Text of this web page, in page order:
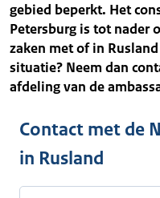
gebied beperkt. Het
Petersburg is tot nader
zaken met of in
situatie? Neem dan
afdeling van de
Contact met de
in Rusland